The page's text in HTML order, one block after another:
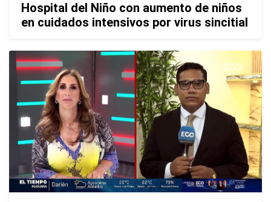
Hospital del Niño con aumento de niños
en cuidados intensivos por virus sincitial